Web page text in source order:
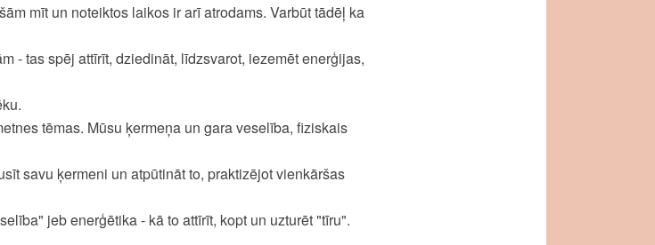
mīt un noteiktos laikos ir arī atrodams. Varbūt tādēļ ka
- tas spēj attīrīt, dziedināt, līdzsvarot, iezemēt enerģijas,
tēmas. Mūsu ķermeņa un gara veselība, fiziskais
savu ķermeni un atpūtināt to, praktizējot vienkāršas
jeb enerģētika - kā to attīrīt, kopt un uzturēt "tīru".